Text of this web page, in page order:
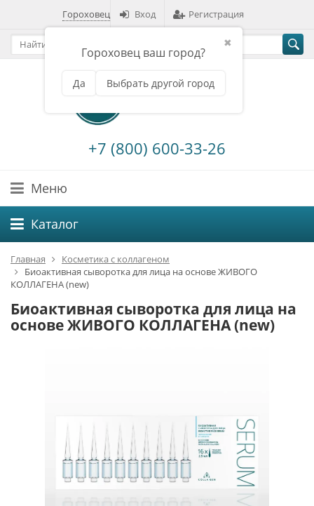
Гороховец
✖
Гороховец ваш город?
Да Выбрать другой город
Вход Регистрация
+7 (800) 600-33-26
Меню
Каталог
Главная
Косметика с коллагеном
Биоактивная сыворотка для лица на основе ЖИВОГО
КОЛЛАГЕНА (new)
Биоактивная сыворотка для лица на
основе ЖИВОГО КОЛЛАГЕНА (new)